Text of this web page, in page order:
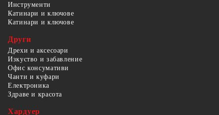
Инструменти
Катинари и ключове
Катинари и ключове
Други
Дрехи и аксесоари
Изкуство и забавление
Офис консумативи
Чанти и куфари
Електроника
Здраве и красота
Хардуер